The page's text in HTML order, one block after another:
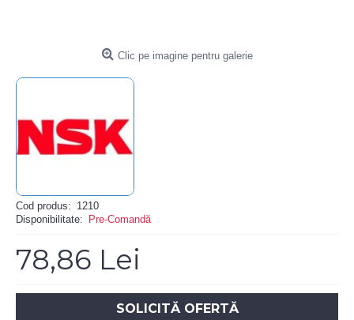
Clic pe imagine pentru galerie
Cod produs: 1210
Disponibilitate:
Pre-Comandă
78,86 Lei
SOLICITĂ OFERTĂ